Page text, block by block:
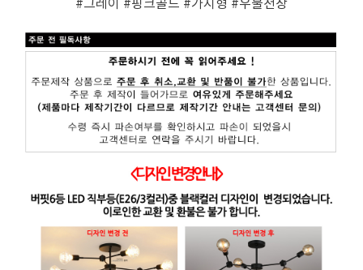
페이코 ID로 페
PAYCO 바로구매
#그레이 #핑크골드 #가지형 #우물천장